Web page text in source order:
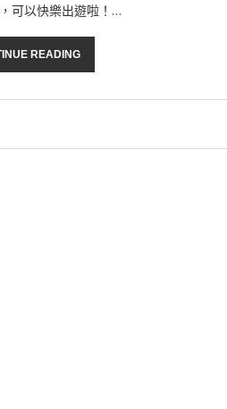
可以快樂出遊啦！…
READING